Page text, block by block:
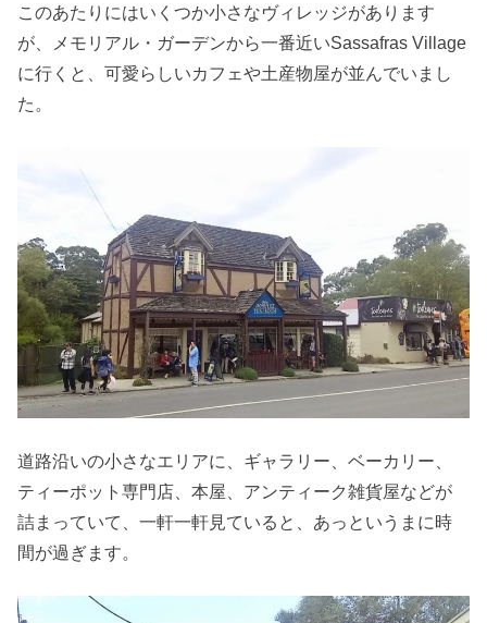
このあたりにはいくつか小さなヴィレッジがあります
が、メモリアル・ガーデンから一番近いSassafras Village
に行くと、可愛らしいカフェや土産物屋が並んでいまし
た。
道路沿いの小さなエリアに、ギャラリー、ベーカリー、
ティーポット専門店、本屋、アンティーク雑貨屋などが
詰まっていて、一軒一軒見ていると、あっというまに時
間が過ぎます。